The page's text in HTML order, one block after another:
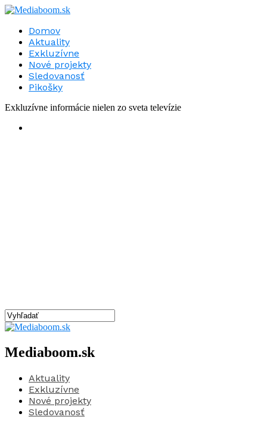
Domov
Aktuality
Exkluzívne
Nové projekty
Sledovanosť
Pikošky
Exkluzívne informácie nielen zo sveta televízie
Mediaboom.sk
Aktuality
Exkluzívne
Nové projekty
Sledovanosť